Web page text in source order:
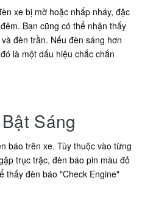
xe bị mờ hoặc nhấp nháy, đặc
Bạn cũng có thể nhận thấy
đèn trần. Nếu đèn sáng hơn
là một dấu hiệu chắc chắn
Sáng
báo trên xe. Tùy thuộc vào từng
trục trặc, đèn báo pin màu đỏ
thấy đèn báo "Check Engine"